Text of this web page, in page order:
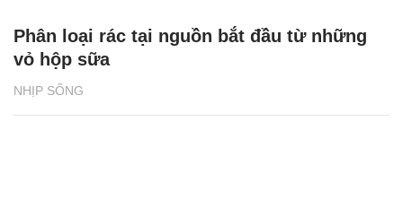
NHỊP SỐNG
Phân loại rác tại nguồn bắt đầu từ những
vỏ hộp sữa